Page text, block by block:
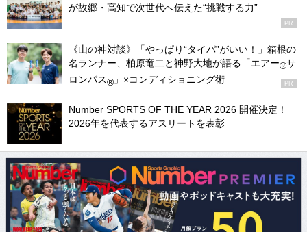
が故郷・高知で次世代へ伝えた“挑戦する力”
PR
《山の神対談》「やっぱり“タイパ”がいい！」箱根の
名ランナー、柏原竜二と神野大地が語る「エアー®サ
ロンパス® 」×コンディショニング術 PR
Number SPORTS OF THE YEAR 2026 開催決定！
2026年を代表するアスリートを表彰